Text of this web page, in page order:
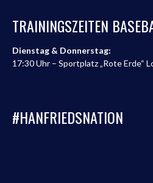
TRAININGSZEITEN
Dienstag & Donnerstag:
17:30 Uhr – Sportplatz „Rote Erde“
#HANFRIEDSNATION